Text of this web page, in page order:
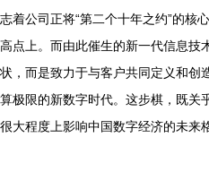
志着公司正将“第二个十年之约”的核
高点上。而由此催生的新一代信息技
状，而是致力于与客户共同定义和创
算极限的新数字时代。这步棋，既关
很大程度上影响中国数字经济的未来